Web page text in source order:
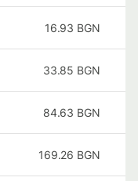
16.93 BGN
33.85 BGN
84.63 BGN
169.26 BGN